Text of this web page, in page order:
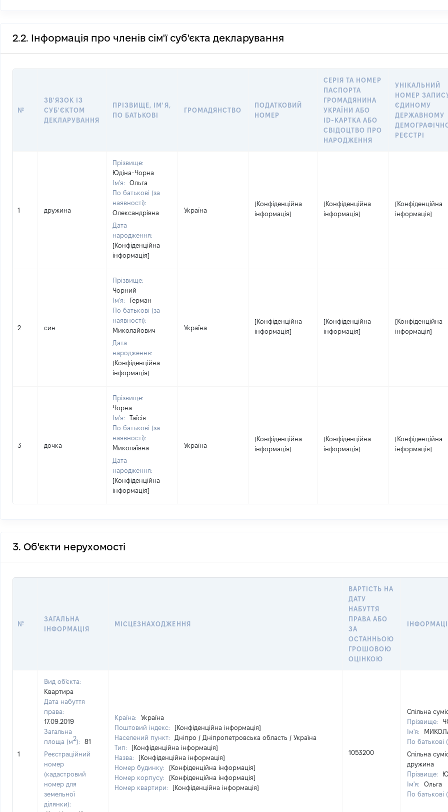
2.2. Інформація про членів сім'ї суб'єкта декларування
№
ЗВ'ЯЗОК ІЗ
СУБ'ЄКТОМ
ДЕКЛАРУВАННЯ
ПРІЗВИЩЕ, ІМ'Я,
ПО БАТЬКОВІ
ГРОМАДЯНСТВО
ПОДАТКОВИЙ
НОМЕР
СЕРІЯ ТА НОМЕР
ПАСПОРТА
ГРОМАДЯНИНА
УКРАЇНИ АБО
ID-КАРТКА АБО
СВІДОЦТВО ПРО
НАРОДЖЕННЯ
УНІКАЛЬНИЙ
НОМЕР
ЄДИНОМУ
ДЕРЖАВНОМУ
РЕЄСТРІ
1 дружина
Прізвище:
Юдіна-Чорна
Ім'я:
Ольга
По батькові (за
наявності):
Олександрівна
Дата
народження:
[Конфіденційна
інформація]
Україна
[Конфіденційна
інформація]
[Конфіденційна
інформація]
[Конфіденційна
інформація]
2 син
Прізвище:
Чорний
Ім'я:
Герман
По батькові (за
наявності):
Миколайович
Дата
народження:
[Конфіденційна
інформація]
Україна
[Конфіденційна
інформація]
[Конфіденційна
інформація]
[Конфіденційна
інформація]
3 дочка
Прізвище:
Чорна
Ім'я:
Таїсія
По батькові (за
наявності):
Миколаївна
Дата
народження:
[Конфіденційна
інформація]
Україна
[Конфіденційна
інформація]
[Конфіденційна
інформація]
[Конфіденційна
інформація]
3. Об'єкти нерухомості
№
ЗАГАЛЬНА
ІНФОРМАЦІЯ
МІСЦЕЗНАХОДЖЕННЯ
ВАРТІСТЬ НА
ДАТУ
НАБУТТЯ
ПРАВА АБО
ЗА
ОСТАННЬОЮ
ГРОШОВОЮ
ОЦІНКОЮ
1
Вид об'єкта:
Квартира
Дата набуття
права:
17.09.2019
Загальна
площа (м2):
81
Реєстраційний
номер
(кадастровий
номер для
земельної
ділянки):
Країна:
Україна
Поштовий індекс:
[Конфіденційна інформація]
Населений пункт:
Дніпро / Дніпропетровська область / Україна
Тип:
[Конфіденційна інформація]
Назва:
[Конфіденційна інформація]
Номер будинку:
[Конфіденційна інформація]
Номер корпусу:
[Конфіденційна інформація]
Номер квартири:
[Конфіденційна інформація]
1053200
Спільна
Прізвище:
Ім'я:
По батькові
Спільна
дружина
Прізвище:
Ім'я:
Ольга
По батькові